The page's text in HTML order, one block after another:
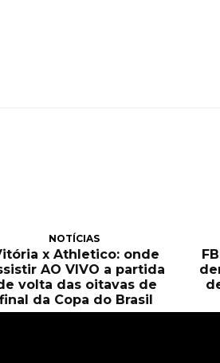
NOTÍCIAS
x Athletico: onde
AO VIVO a partida
volta das oitavas de
final da Copa do Brasil